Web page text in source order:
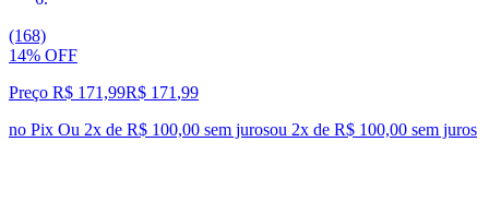
(168)
14% OFF
Preço R$ 171,99R$ 171 ,99
no Pix Ou 2x de R$ 100,00 sem jurosou 2x de R$ 100,00 sem juros